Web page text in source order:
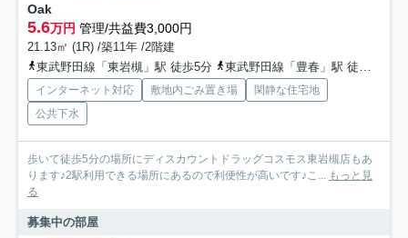
Oak
5.6万円 管理/共益費3,000円
21.13㎡ (1R) /築11年 /2階建
東武野田線「東岩槻」駅 徒歩5分
東武野田線「豊春」駅 徒歩24分
インターネット対応 敷地内ごみ置き場
閑静な住宅地
公共下水
歩いて徒歩5分の場所にディスカウントドラッグコスモス東岩槻店もあ
ります♪2駅利用できる場所にあるので利便性が高いです♪こ... もっと見
る
募集中の部屋